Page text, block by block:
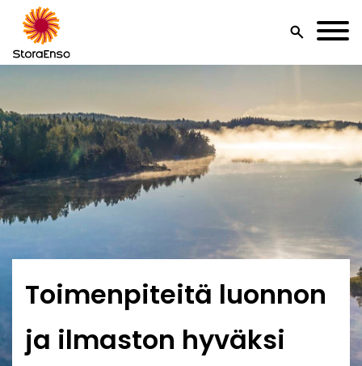
search
Toimenpiteitä luonnon
ja ilmaston hyväksi